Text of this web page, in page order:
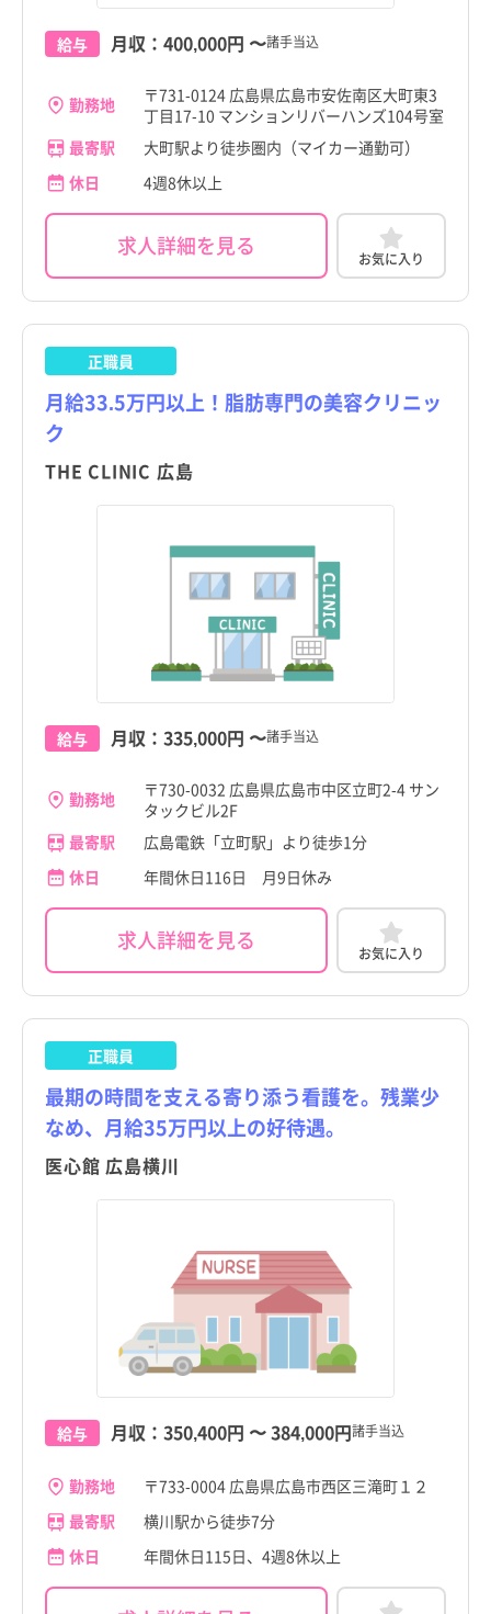
都道府県すべて
宮城県
秋田県
福島県
茨城県
群馬県
千葉県
神奈川県
長野県
岐阜県
三重県
滋賀県
広島県すべて
広島市
三次市
庄原市
廿日市市
安芸高田市
広島市 すべて
職種・資格
准看護師
保健師
施設形態すべて
病院
クリニック
勤務形態
常勤（夜勤のみ）
パート・アルバイト（夜勤あり）
こだわりすべて
4週8休以上
土日祝休み
年間休日120日以上
日勤のみ
給与 月収： 400,000円 〜諸手当込
勤務地
〒731-0124 広島県広島市安佐南区大町東3
丁目17-10 マンションリバーハンズ104号室
最寄駅
大町駅より徒歩圏内（マイカー通勤可）
休日
4週8休以上
求人詳細を見る お気に入り
正職員
月給33.5万円以上！脂肪専門の美容クリニッ
ク
THE CLINIC 広島
給与 月収： 335,000円 〜諸手当込
勤務地
〒730-0032 広島県広島市中区立町2-4 サン
タックビル2F
最寄駅
広島電鉄「立町駅」より徒歩1分
休日
年間休日116日 月9日休み
求人詳細を見る お気に入り
正職員
最期の時間を支える寄り添う看護を。残業少
なめ、月給35万円以上の好待遇。
医心館 広島横川
給与 月収： 350,400円 〜384,000円諸手当込
勤務地
〒733-0004 広島県広島市西区三滝町１２
最寄駅
横川駅から徒歩7分
休日
年間休日115日、4週8休以上
都道府県すべて
宮城県
秋田県
福島県
茨城県
群馬県
千葉県
神奈川県
長野県
岐阜県
三重県
滋賀県
広島県すべて
広島市
三次市
庄原市
廿日市市
安芸高田市
広島市 すべて
職種・資格
准看護師
保健師
施設形態すべて
病院
クリニック
勤務形態
常勤（夜勤のみ）
パート・アルバイト（夜勤あり）
こだわりすべて
4週8休以上
土日祝休み
年間休日120日以上
日勤のみ